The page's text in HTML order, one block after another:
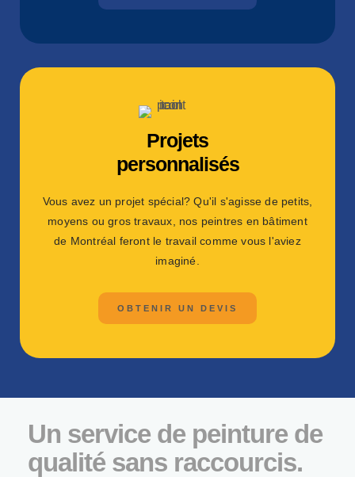
Projets
personnalisés
Vous avez un projet spécial? Qu'il s'agisse de petits,
moyens ou gros travaux, nos peintres en bâtiment
de Montréal feront le travail comme vous l'aviez
imaginé.
OBTENIR UN DEVIS
Un service de peinture de
qualité sans raccourcis.